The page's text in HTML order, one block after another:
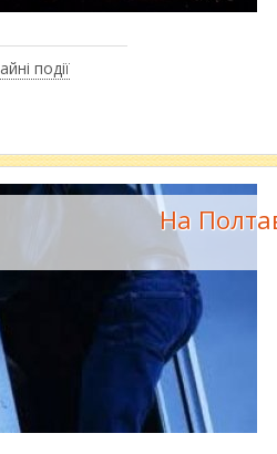
події
На